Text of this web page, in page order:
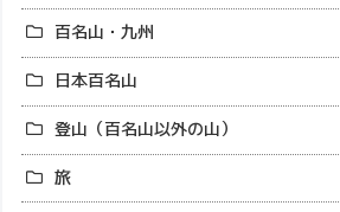
百名山・九州
日本百名山
登山（百名山以外の山）
旅